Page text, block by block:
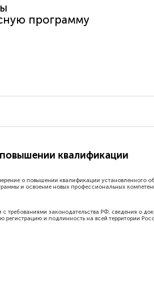
программу
квалификации
о повышении квалификации установленного
и освоение новых профессиональных
с требованиями законодательства РФ, сведения о
и подлинность на всей территории